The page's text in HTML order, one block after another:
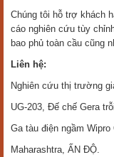
Chúng tôi hỗ trợ khách
cáo nghiên cứu tùy
bao phủ toàn cầu cũng
Liên hệ:
Nghiên cứu thị trường
UG-203, Đế chế Gera
Ga tàu điện ngầm
Maharashtra, ẤN ĐỘ.